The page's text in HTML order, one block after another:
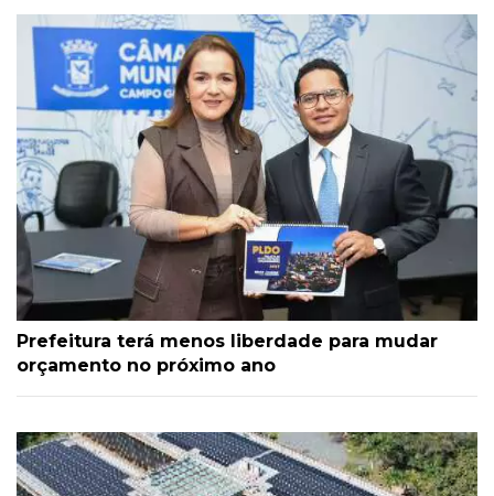
Prefeitura terá menos liberdade para mudar
orçamento no próximo ano